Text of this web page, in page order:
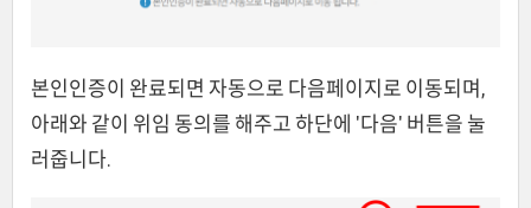
본인인증이 완료되면 자동으로 다음페이지로 이동되며,
아래와 같이 위임 동의를 해주고 하단에 '다음' 버튼을 눌
러줍니다.